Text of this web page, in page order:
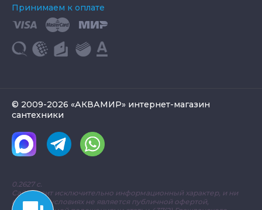
Принимаем к оплате
© 2009-2026 «АКВАМИР» интернет-магазин
сантехники
0.2627 с.
Сайт носит исключительно информационный характер, и ни
при каких условиях не является публичной офертой,